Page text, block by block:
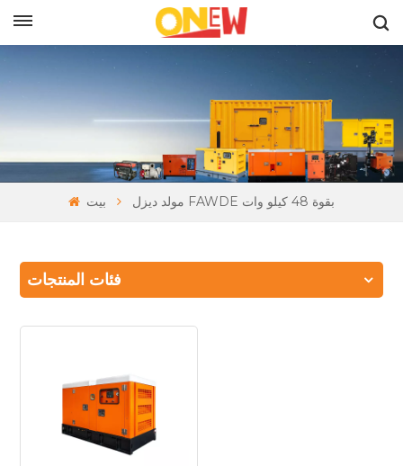
بيت مولد ديزل FAWDE بقوة 48 كيلو وات
فئات المنتجات